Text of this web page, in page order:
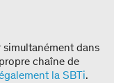
simultanément dans
chaîne de
la SBTi.